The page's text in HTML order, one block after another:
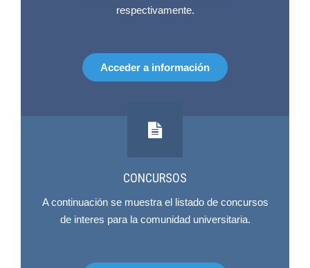
respectivamente.
Acceder a información
CONCURSOS
A continuación se muestra el listado de concursos
de interes para la comunidad universitaria.